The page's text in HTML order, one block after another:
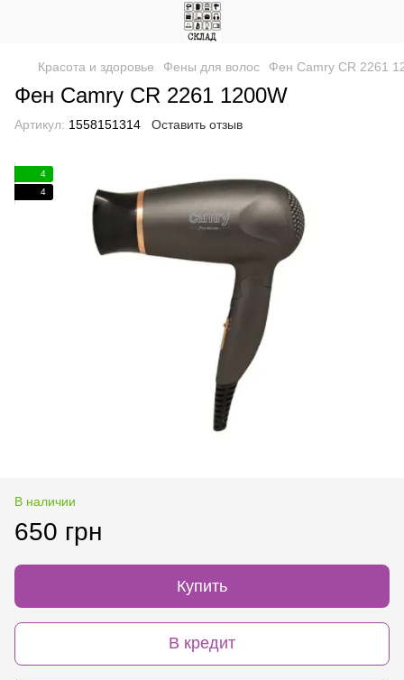
Красота и здоровье Фены для волос Фен Camry CR 2261
Фен Camry CR 2261 1200W
Артикул: 1558151314 Оставить отзыв
4
4
В наличии
650 грн
Купить
В кредит